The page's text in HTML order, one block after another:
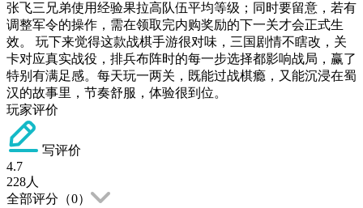
张飞三兄弟使用经验果拉高队伍平均等级；同时要留意，若有
调整军令的操作，需在领取完内购奖励的下一关才会正式生
效。 玩下来觉得这款战棋手游很对味，三国剧情不瞎改，关
卡对应真实战役，排兵布阵时的每一步选择都影响战局，赢了
特别有满足感。每天玩一两关，既能过战棋瘾，又能沉浸在蜀
汉的故事里，节奏舒服，体验很到位。
玩家评价
写评价
4.7
228人
全部评分（0）